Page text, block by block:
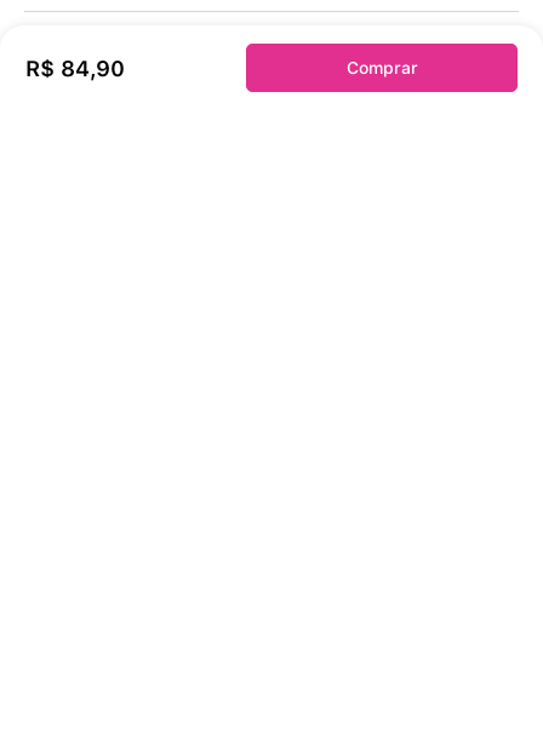
R$ 84,90 Comprar
Sobre a duloren